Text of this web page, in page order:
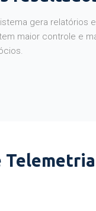
gera relatórios e
maior controle e